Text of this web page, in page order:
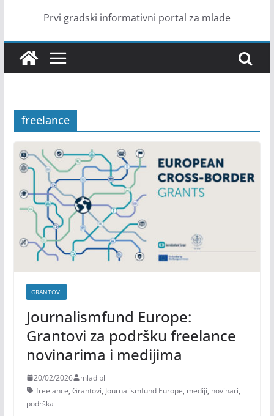
Prvi gradski informativni portal za mlade
freelance
GRANTOVI
Journalismfund Europe:
Grantovi za podršku freelance
novinarima i medijima
20/02/2026
mladibl
freelance, Grantovi, Journalismfund Europe, mediji, novinari,
podrška